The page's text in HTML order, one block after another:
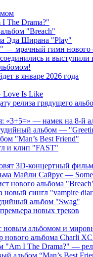
The Drama?"
"Breach"
Эда Ширана "Play"
— мрачный гимн нового
и выступили
в январе 2026 года
Love Is Like
релиза грядущего
«3+5=» — намек на 8-й
альбом —
"Man’s Best Friend"
и клип "FAST"
3D-концертный фильм
Майли Сайрус —
нового альбома
новый сингл "vampire
альбом "Swag"
новых треков
новым альбомом и
альбома Charli
"Am I The Drama?" —
альбом “Man’s Best